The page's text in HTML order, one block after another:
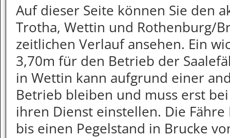
Auf dieser Seite können Sie den
Trotha, Wettin und Rothenburg/
zeitlichen Verlauf ansehen. Ein
3,70m für den Betrieb der
in Wettin kann aufgrund einer
Betrieb bleiben und muss erst
ihren Dienst einstellen. Die
bis einen Pegelstand in Brucke